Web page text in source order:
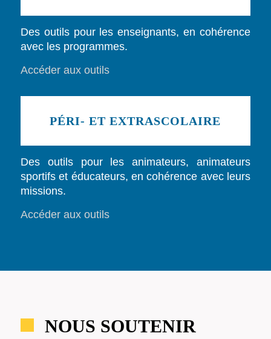
Des outils pour les enseignants, en cohérence
avec les programmes.
Accéder aux outils
PÉRI- ET EXTRASCOLAIRE
Des outils pour les animateurs, animateurs
sportifs et éducateurs, en cohérence avec leurs
missions.
Accéder aux outils
NOUS SOUTENIR